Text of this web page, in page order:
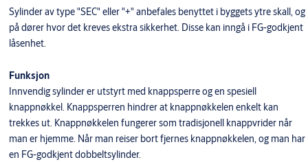
Sylinder av type "SEC" eller "+" anbefales benyttet i byggets ytre skall, og
på dører hvor det kreves ekstra sikkerhet. Disse kan inngå i FG-godkjent
låsenhet.
Funksjon
Innvendig sylinder er utstyrt med knappsperre og en spesiell
knappnøkkel. Knappsperren hindrer at knappnøkkelen enkelt kan
trekkes ut. Knappnøkkelen fungerer som tradisjonell knappvrider når
man er hjemme. Når man reiser bort fjernes knappnøkkelen, og man har
en FG-godkjent dobbeltsylinder.